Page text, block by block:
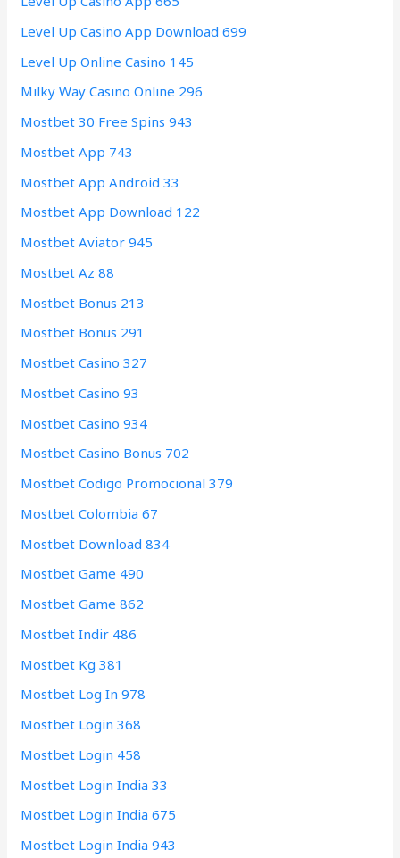
Level Up Casino App Download 699
Level Up Online Casino 145
Milky Way Casino Online 296
Mostbet 30 Free Spins 943
Mostbet App 743
Mostbet App Android 33
Mostbet App Download 122
Mostbet Aviator 945
Mostbet Az 88
Mostbet Bonus 213
Mostbet Bonus 291
Mostbet Casino 327
Mostbet Casino 93
Mostbet Casino 934
Mostbet Casino Bonus 702
Mostbet Codigo Promocional 379
Mostbet Colombia 67
Mostbet Download 834
Mostbet Game 490
Mostbet Game 862
Mostbet Indir 486
Mostbet Kg 381
Mostbet Log In 978
Mostbet Login 368
Mostbet Login 458
Mostbet Login India 33
Mostbet Login India 675
Mostbet Login India 943